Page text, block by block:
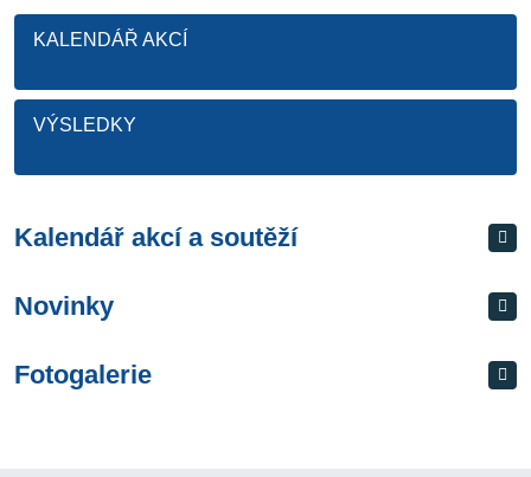
KALENDÁŘ AKCÍ
VÝSLEDKY
Kalendář akcí a soutěží
Novinky
Fotogalerie